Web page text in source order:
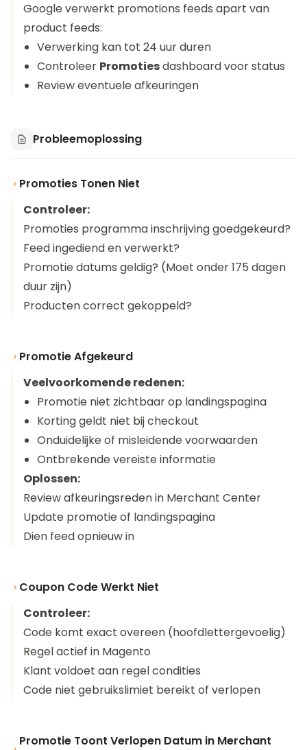
Google verwerkt promotions feeds apart van
product feeds:
Verwerking kan tot 24 uur duren
Controleer Promotiesdashboard voor status
Review eventuele afkeuringen
Probleemoplossing
Promoties Tonen Niet
Controleer:
Promoties programma inschrijving goedgekeurd?
Feed ingediend en verwerkt?
Promotie datums geldig? (Moet onder 175 dagen
duur zijn)
Producten correct gekoppeld?
Promotie Afgekeurd
Veelvoorkomende redenen:
Promotie niet zichtbaar op landingspagina
Korting geldt niet bij checkout
Onduidelijke of misleidende voorwaarden
Ontbrekende vereiste informatie
Oplossen:
Review afkeuringsreden in Merchant Center
Update promotie of landingspagina
Dien feed opnieuw in
Coupon Code Werkt Niet
Controleer:
Code komt exact overeen (hoofdlettergevoelig)
Regel actief in Magento
Klant voldoet aan regel condities
Code niet gebruikslimiet bereikt of verlopen
Promotie Toont Verlopen Datum in Merchant